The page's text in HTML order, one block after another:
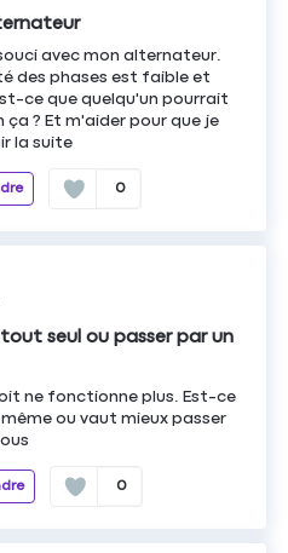
avec mon alternateur.
des phases est faible et
ce que quelqu'un pourrait
? Et m'aider pour que je
la suite
0
seul ou passer par un
ne fonctionne plus. Est-ce
ou vaut mieux passer
0